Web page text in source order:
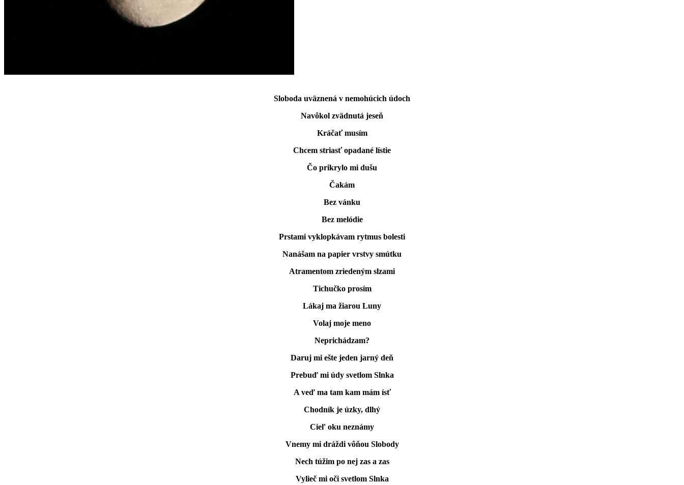
Sloboda uväznená v nemohúcich údoch
Navôkol zvädnutá jeseň
Kráčať musím
Chcem striasť opadané lístie
Čo prikrylo mi dušu
Čakám
Bez vánku
Bez melódie
Prstami vyklopkávam rytmus bolesti
Nanášam na papier vrstvy smútku
Atramentom zriedeným slzami
Tichučko prosím
Lákaj ma žiarou Luny
Volaj moje meno
Neprichádzam?
Daruj mi ešte jeden jarný deň
Prebuď mi údy svetlom Slnka
A veď ma tam kam mám ísť
Chodník je úzky, dlhý
Cieľ oku neznámy
Vnemy mi dráždi vôňou Slobody
Nech túžim po nej zas a zas
Vylieč mi oči svetlom Slnka